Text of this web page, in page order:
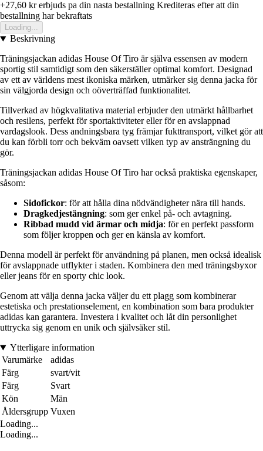
+27,60 krerbjuds pa din nasta bestallning Krediteras efter att din
bestallning har bekraftats
Loading...
Beskrivning
Träningsjackan adidas House Of Tiro är själva essensen av modern
sportig stil samtidigt som den säkerställer optimal komfort. Designad
av ett av världens mest ikoniska märken, utmärker sig denna jacka för
sin välgjorda design och oöverträffad funktionalitet.
Tillverkad av högkvalitativa material erbjuder den utmärkt hållbarhet
och resilens, perfekt för sportaktiviteter eller för en avslappnad
vardagslook. Dess andningsbara tyg främjar fukttransport, vilket gör att
du kan förbli torr och bekväm oavsett vilken typ av ansträngning du
gör.
Träningsjackan adidas House Of Tiro har också praktiska egenskaper,
såsom:
Sidofickor: för att hålla dina nödvändigheter nära till hands.
Dragkedjestängning: som ger enkel på- och avtagning.
Ribbad mudd vid ärmar och midja: för en perfekt passform
som följer kroppen och ger en känsla av komfort.
Denna modell är perfekt för användning på planen, men också idealisk
för avslappnade utflykter i staden. Kombinera den med träningsbyxor
eller jeans för en sporty chic look.
Genom att välja denna jacka väljer du ett plagg som kombinerar
estetiska och prestationselement, en kombination som bara produkter
adidas kan garantera. Investera i kvalitet och låt din personlighet
uttrycka sig genom en unik och självsäker stil.
Ytterligare information
Varumärke
adidas
Färg
svart/vit
Färg
Svart
Kön
Män
Åldersgrupp Vuxen
Loading...
Loading...